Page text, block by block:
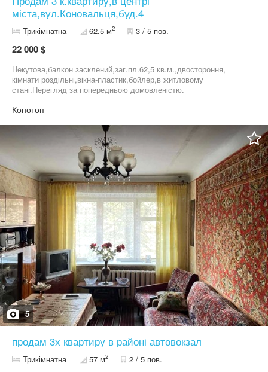
міста,вул.Коновальця,буд.4
Трикімнатна 62.5 м2 3 / 5 пов.
22 000 $
Некутова,балкон засклений,заг.пл.62,5 кв.м.,двостороння,
кімнати роздільні,вікна-пластик,бойлер,в житловому
стані.Перегляд за попередньою домовленістю.
Конотоп
5
продам 3х квартиру в районі автовокзал
Трикімнатна 57 м2 2 / 5 пов.